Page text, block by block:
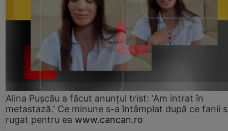
Alina Pușcău a făcut anunțul trist: 'Am intrat în
metastază.' Ce minune s-a întâmplat după ce fanii
rugat pentru ea www.cancan.ro